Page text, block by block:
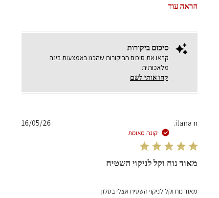
הראה עוד
סיכום ביקורות
קראו את סיכום הביקורות שהכנו באמצעות בינה
מלאכותית
קחו אותי לשם
ilana n.
קונה מאומת
מאוד נוח וקל לניקוי השטיח
מאוד נוח וקל לניקוי השטיח אצלי בסלון
16/05/26